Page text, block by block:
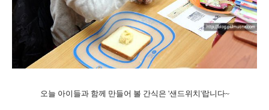
오늘 아이들과 함께 만들어 볼 간식은 '샌드위치'랍니다~